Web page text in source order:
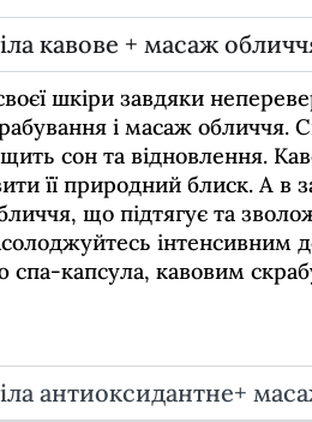
кавове + масаж
шкіри завдяки
і масаж обличчя.
сон та відновлення.
її природний блиск. А в
що підтягує та
інтенсивним
спа-капсула, кавовим
антиоксидантне+